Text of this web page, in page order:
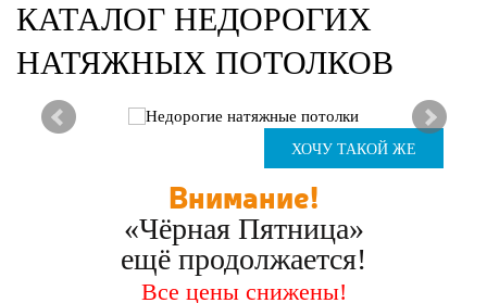
КАТАЛОГ НЕДОРОГИХ
НАТЯЖНЫХ ПОТОЛКОВ
ХОЧУ ТАКОЙ ЖЕ
Внимание!
«Чёрная Пятница»
ещё продолжается!
Все цены снижены!